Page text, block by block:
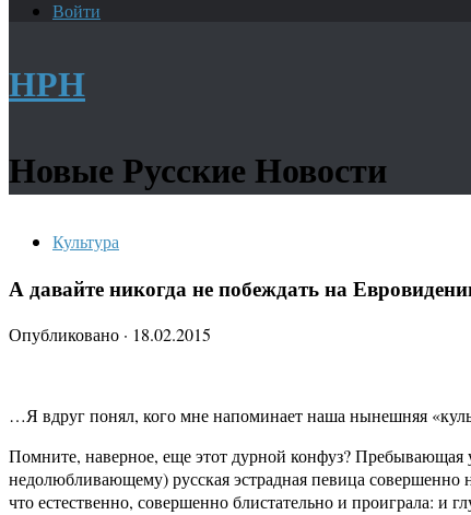
Войти
НРН
Новые Русские Новости
Культура
А давайте никогда не побеждать на
Опубликовано · 18.02.2015
…Я вдруг понял, кого мне напоминает наша нынешняя
Помните, наверное, еще этот дурной конфуз? Пребывающая
недолюбливающему) русская эстрадная певица совершенно
что естественно, совершенно блистательно и проиграла: и